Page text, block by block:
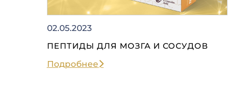
02.05.2023
ПЕПТИДЫ ДЛЯ МОЗГА И СОСУДОВ
Подробнее